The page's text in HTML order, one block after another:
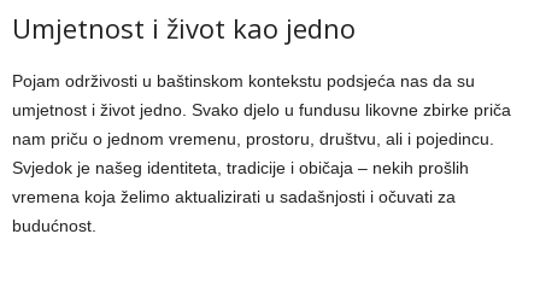
Umjetnost i život kao jedno
Pojam održivosti u baštinskom kontekstu podsjeća nas da su
umjetnost i život jedno. Svako djelo u fundusu likovne zbirke priča
nam priču o jednom vremenu, prostoru, društvu, ali i pojedincu.
Svjedok je našeg identiteta, tradicije i običaja – nekih prošlih
vremena koja želimo aktualizirati u sadašnjosti i očuvati za
budućnost.